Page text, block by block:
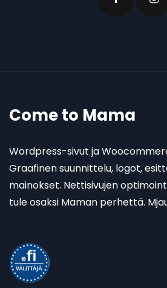
Come to Mama
Wordpress-sivut ja
Graafinen suunnittelu, logot,
mainokset. Nettisivujen
tule osaksi Maman perhettä.